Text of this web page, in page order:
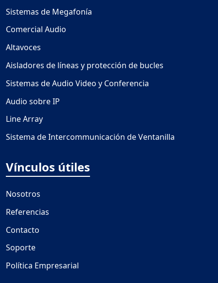
Sistemas de Megafonía
Comercial Audio
Altavoces
Aisladores de líneas y protección de bucles
Sistemas de Audio Video y Conferencia
Audio sobre IP
Line Array
Sistema de Intercommunicación de Ventanilla
Vínculos útiles
Nosotros
Referencias
Contacto
Soporte
Política Empresarial